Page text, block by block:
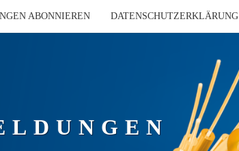
ABONNIEREN DATENSCHUTZERKLÄRUNG